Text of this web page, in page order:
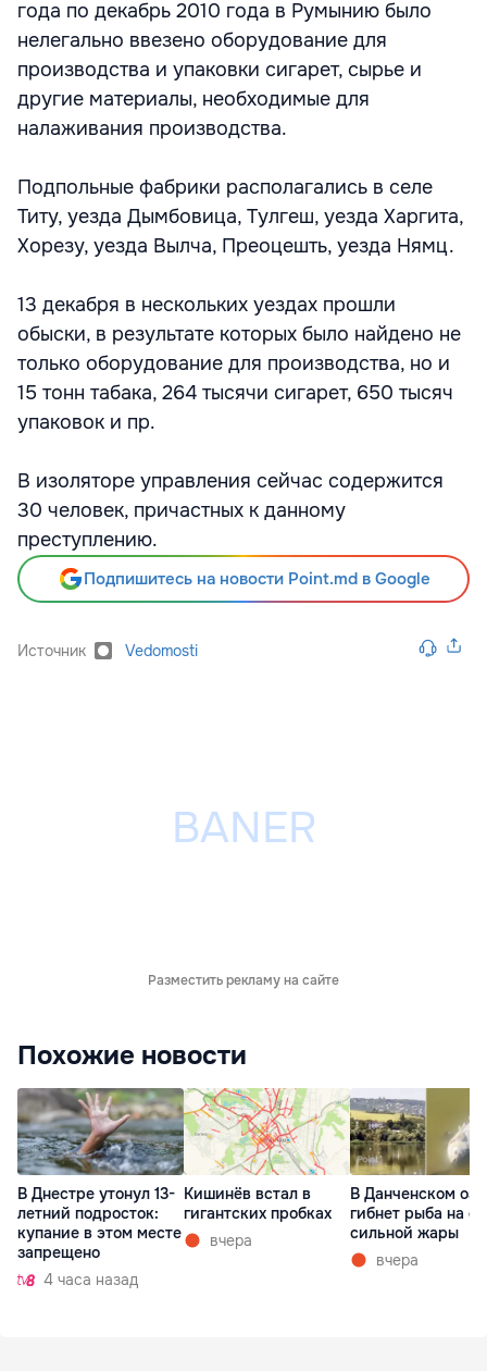
года по декабрь 2010 года в Румынию было
нелегально ввезено оборудование для
производства и упаковки сигарет, сырье и
другие материалы, необходимые для
налаживания производства.
Подпольные фабрики располагались в селе
Титу, уезда Дымбовица, Тулгеш, уезда Харгита,
Хорезу, уезда Вылча, Преоцешть, уезда Нямц.
13 декабря в нескольких уездах прошли
обыски, в результате которых было найдено не
только оборудование для производства, но и
15 тонн табака, 264 тысячи сигарет, 650 тысяч
упаковок и пр.
В изоляторе управления сейчас содержится
30 человек, причастных к данному
преступлению.
Подпишитесь на новости Point.md в Google
Источник Vedomosti
Разместить рекламу на сайте
Похожие новости
В Днестре утонул 13-
летний подросток:
купание в этом месте
запрещено
4 часа назад
Кишинёв встал в
гигантских пробках
вчера
В Данченском
гибнет рыба на
сильной жары
вчера